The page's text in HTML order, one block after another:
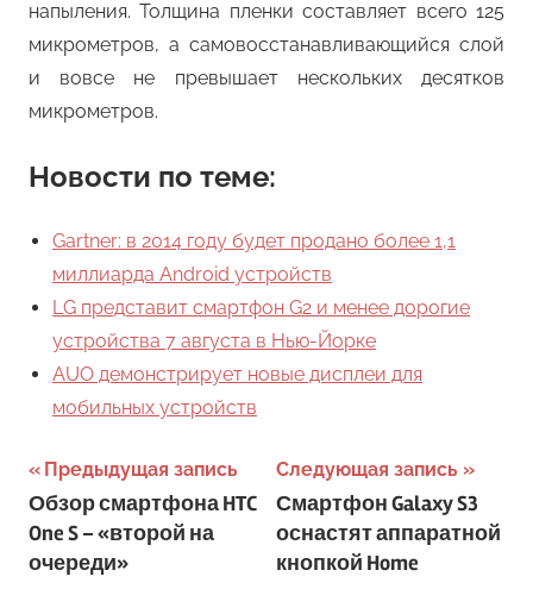
напыления. Толщина пленки составляет всего 125
микрометров, а самовосстанавливающийся слой
и вовсе не превышает нескольких десятков
микрометров.
Новости по теме:
Gartner: в 2014 году будет продано более 1,1
миллиарда Android устройств
LG представит смартфон G2 и менее дорогие
устройства 7 августа в Нью-Йорке
AUO демонстрирует новые дисплеи для
мобильных устройств
Навигация
по
записям
Предыдущая запись
Обзор смартфона HTC
One S – «второй на
очереди»
Следующая запись
Смартфон Galaxy S3
оснастят аппаратной
кнопкой Home